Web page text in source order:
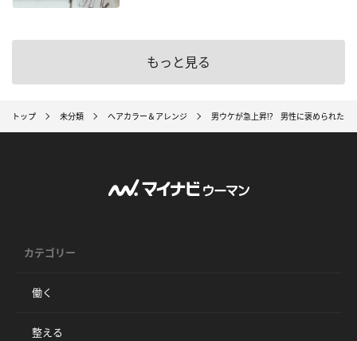
もっと見る
トップ 未分類 ヘアカラー＆アレンジ 男ウケが急上昇!? 男性に褒められたモ
カテゴリー
働く
整える